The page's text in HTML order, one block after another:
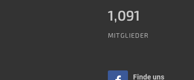
1,288
MITGLIEDER
Finde uns